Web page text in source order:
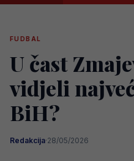
FUDBAL
U čast
vidjeli
BiH?
Redakcija·28/05/2026